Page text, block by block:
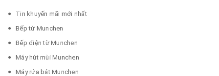
Tin khuyến mãi mới nhất
Bếp từ Munchen
Bếp điện từ Munchen
Máy hút mùi Munchen
Máy rửa bát Munchen